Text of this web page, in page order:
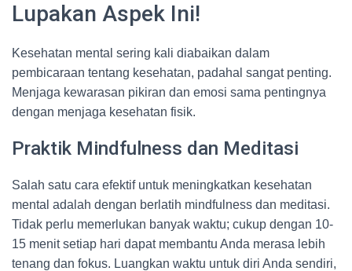
Lupakan Aspek Ini!
Kesehatan mental sering kali diabaikan dalam
pembicaraan tentang kesehatan, padahal sangat penting.
Menjaga kewarasan pikiran dan emosi sama pentingnya
dengan menjaga kesehatan fisik.
Praktik Mindfulness dan Meditasi
Salah satu cara efektif untuk meningkatkan kesehatan
mental adalah dengan berlatih mindfulness dan meditasi.
Tidak perlu memerlukan banyak waktu; cukup dengan 10-
15 menit setiap hari dapat membantu Anda merasa lebih
tenang dan fokus. Luangkan waktu untuk diri Anda sendiri,